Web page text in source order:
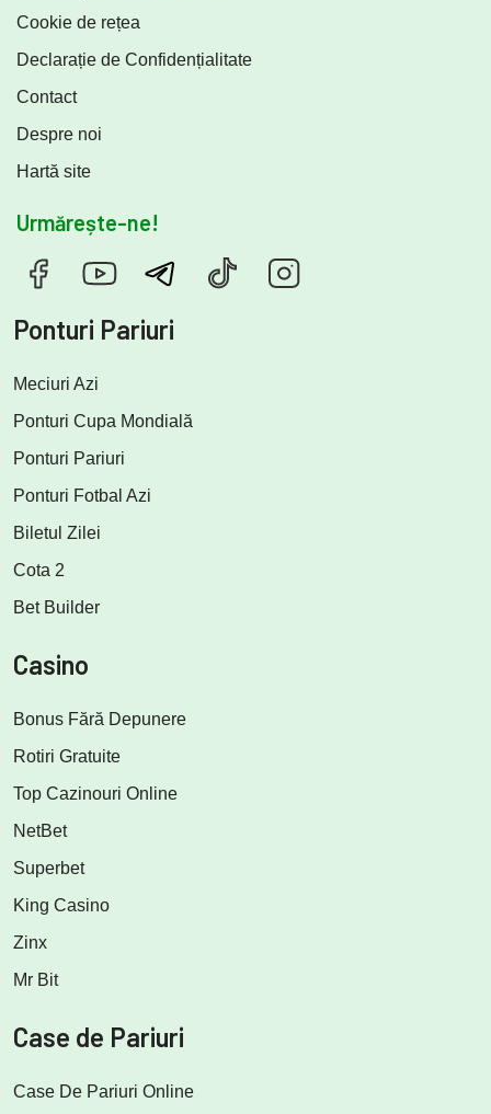
Cookie de rețea
Declarație de Confidențialitate
Contact
Despre noi
Hartă site
Urmărește-ne!
Ponturi Pariuri
Meciuri Azi
Ponturi Cupa Mondială
Ponturi Pariuri
Ponturi Fotbal Azi
Biletul Zilei
Cota 2
Bet Builder
Casino
Bonus Fără Depunere
Rotiri Gratuite
Top Cazinouri Online
NetBet
Superbet
King Casino
Zinx
Mr Bit
Case de Pariuri
Case De Pariuri Online